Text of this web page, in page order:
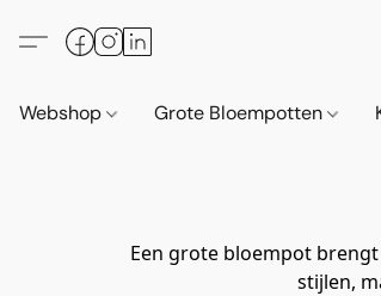
Webshop Grote Bloempotten
Een grote bloempot
stijlen,